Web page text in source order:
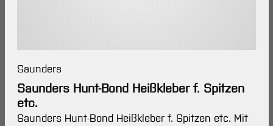
Saunders
Saunders Hunt-Bond Heißkleber f. Spitzen
etc.
Saunders Hunt-Bond Heißkleber f. Spitzen etc. Mit